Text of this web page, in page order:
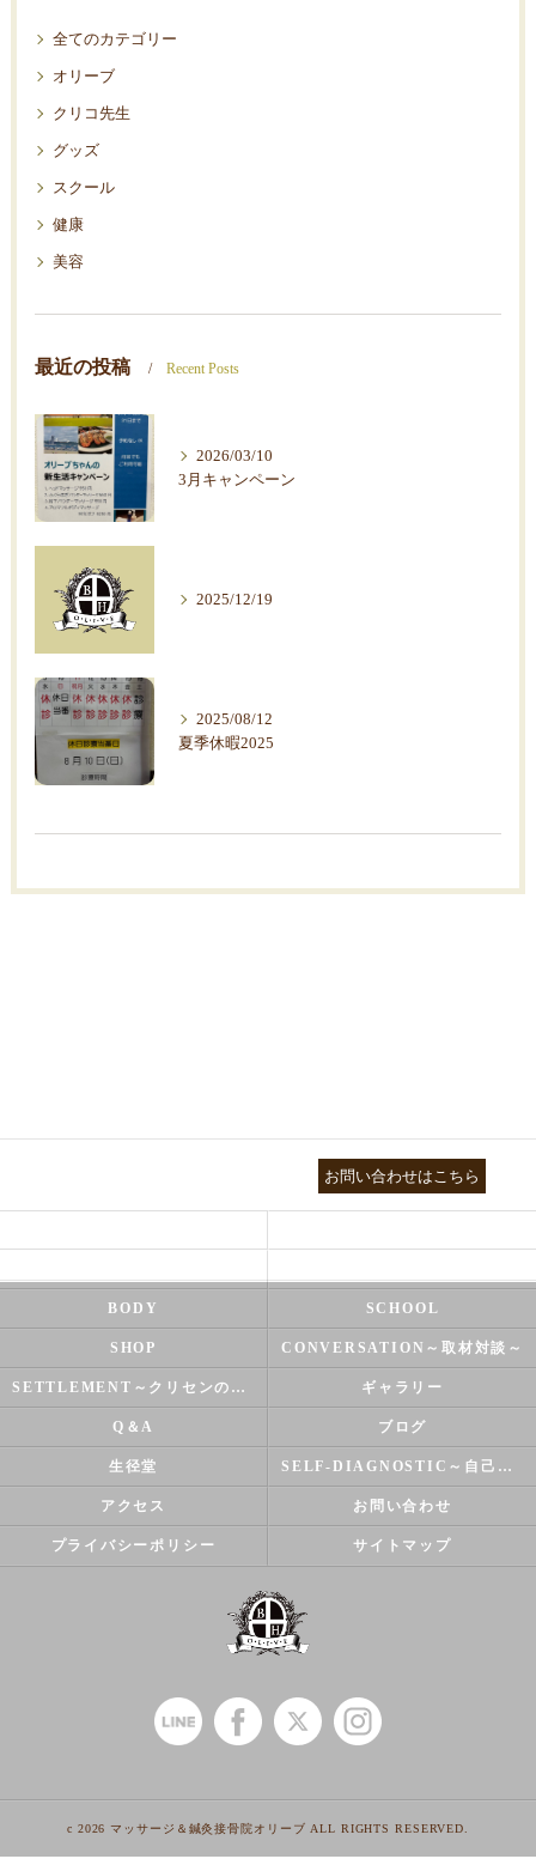
全てのカテゴリー
オリーブ
クリコ先生
グッズ
スクール
健康
美容
最近の投稿 Recent Posts
2026/03/10
3月キャンペーン
2025/12/19
2025/08/12
夏季休暇2025
お問い合わせはこちら
BODY SCHOOL
SHOP CONVERSATION～取材対談～
SETTLEMENT～クリセンのズバリ解決シリーズ～ ギャラリー
Q＆A ブログ
生径堂 SELF-DIAGNOSTIC～自己診断～
アクセス お問い合わせ
プライバシーポリシー サイトマップ
c 2026 マッサージ＆鍼灸接骨院オリーブ ALL RIGHTS RESERVED.